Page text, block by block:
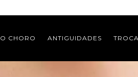
CHORO ANTIGUIDADES